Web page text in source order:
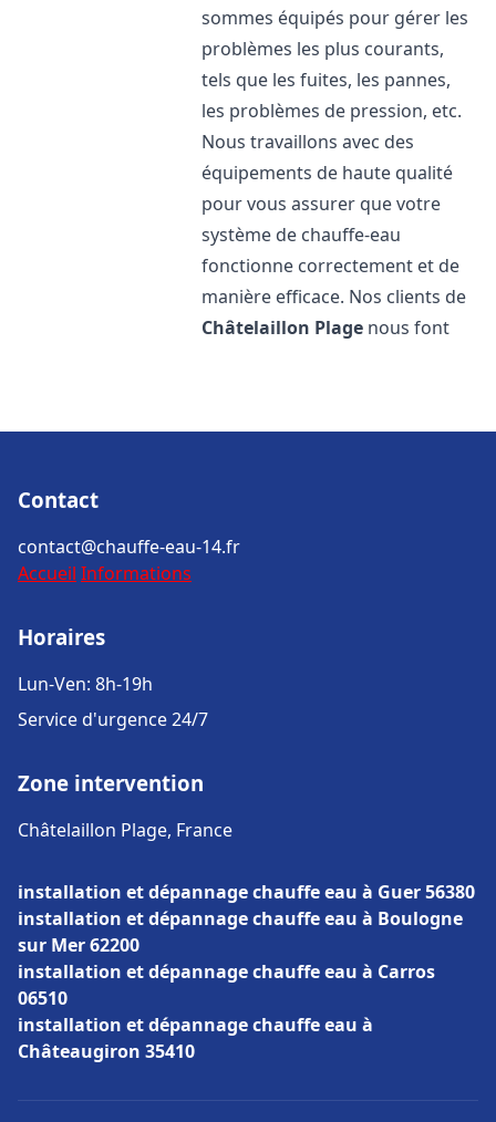
sommes équipés pour gérer les
problèmes les plus courants,
tels que les fuites, les pannes,
les problèmes de pression, etc.
Nous travaillons avec des
équipements de haute qualité
pour vous assurer que votre
système de chauffe-eau
fonctionne correctement et de
manière efficace. Nos clients de
Châtelaillon Plage nous font
Contact
contact@chauffe-eau-14.fr
Accueil Informations
Horaires
Lun-Ven: 8h-19h
Service d'urgence 24/7
Zone intervention
Châtelaillon Plage, France
installation et dépannage chauffe eau à Guer 56380
installation et dépannage chauffe eau à Boulogne
sur Mer 62200
installation et dépannage chauffe eau à Carros
06510
installation et dépannage chauffe eau à
Châteaugiron 35410